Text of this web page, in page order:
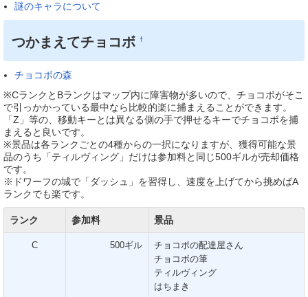
謎のキャラについて
つかまえてチョコボ†
チョコボの森
※CランクとBランクはマップ内に障害物が多いので、チョコボがそこ
で引っかかっている最中なら比較的楽に捕まえることができます。
「Z」等の、移動キーとは異なる側の手で押せるキーでチョコボを捕
まえると良いです。
※景品は各ランクごとの4種からの一択になりますが、獲得可能な景
品のうち「ティルヴィング」だけは参加料と同じ500ギルが売却価格
です。
※ドワーフの城で「ダッシュ」を習得し、速度を上げてから挑めばA
ランクでも楽です。
ランク 参加料 景品
C 500ギル
チョコボの配達屋さん
チョコボの筆
ティルヴィング
はちまき